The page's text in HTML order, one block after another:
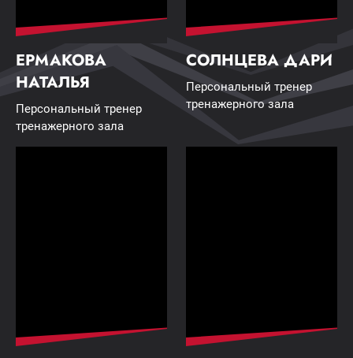
ЕРМАКОВА
НАТАЛЬЯ
Персональный тренер
тренажерного зала
СОЛНЦЕВА ДАРИ
Персональный тренер
тренажерного зала